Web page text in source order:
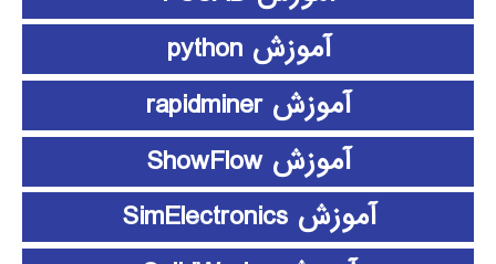
آموزش python
آموزش rapidminer
آموزش ShowFlow
آموزش SimElectronics